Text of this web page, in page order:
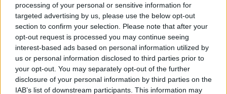
processing of your personal or sensitive information for
targeted advertising by us, please use the below opt-out
section to confirm your selection. Please note that after your
opt-out request is processed you may continue seeing
interest-based ads based on personal information utilized by
us or personal information disclosed to third parties prior to
your opt-out. You may separately opt-out of the further
disclosure of your personal information by third parties on the
IAB’s list of downstream participants. This information may
Festival di Sanremo 2021: forse
non si terrà a febbraio
Secondo Walter Vacchino, che gestisce il teatro della
kermesse canora, si dovranno aspettare gli sviluppi della
ricerca medica per capire come procedere.
ALESSIO CAPPUCCIO